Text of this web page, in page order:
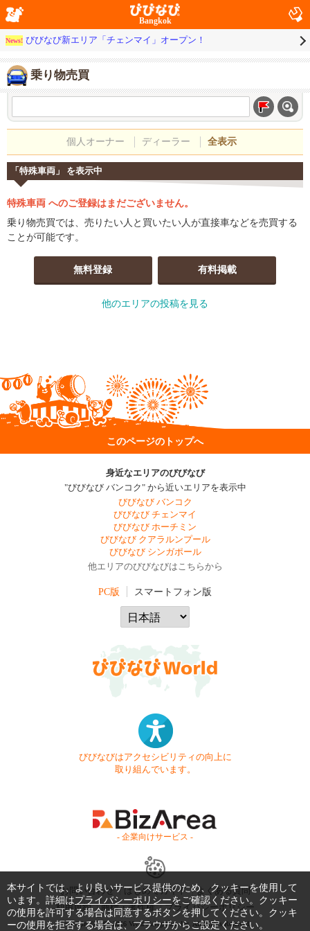
Bangkok
News! びびなび新エリア「チェンマイ」オープン！
乗り物売買
個人オーナー ディーラー 全表示
「特殊車両」 を表示中
特殊車両 へのご登録はまだございません。
乗り物売買では、売りたい人と買いたい人が直接車などを売買する
ことが可能です。
無料登録 有料掲載
他のエリアの投稿を見る
このページのトップへ
身近なエリアのびびなび
"びびなび バンコク" から近いエリアを表示中
びびなび バンコク
びびなび チェンマイ
びびなび ホーチミン
びびなび クアラルンプール
びびなび シンガポール
他エリアのびびなびはこちらから
PC版 スマートフォン版
びびなびはアクセシビリティの向上に
取り組んでいます。
- 企業向けサービス -
お問い合わせ はじめてガイド
よくある質問
利用規約
商標・著作権 プライバシーポリシー
Copyright © 1999-2026 Vivid Navigation, Inc. All Rights Reserved.
本サイトでは、より良いサービス提供のため、クッキーを使用して
います。詳細はプライバシーポリシーをご確認ください。クッキー
の使用を許可する場合は同意するボタンを押してください。クッキ
ーの使用を拒否する場合は、ブラウザからご設定ください。